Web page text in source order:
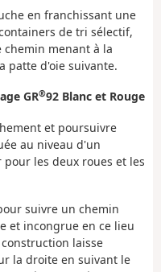
en franchissant une
de tri sélectif,
menant à la
patte d'oie suivante.
GR®92 Blanc et Rouge
et poursuivre
au niveau d'un
les deux roues et les
suivre un chemin
et incongrue en ce lieu
laisse
la droite en suivant le